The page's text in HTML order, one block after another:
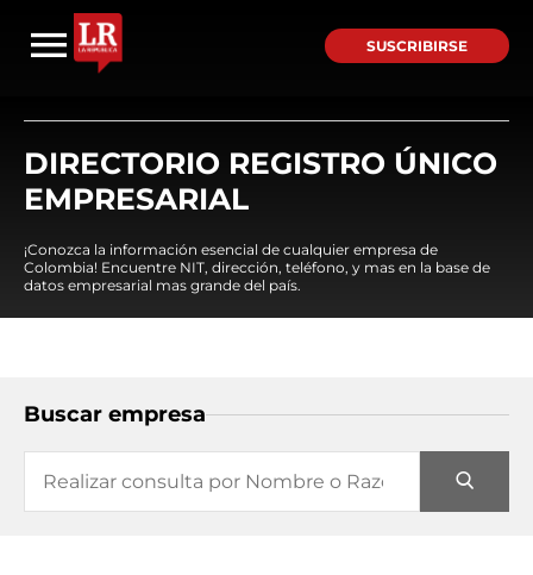
SUSCRIBIRSE
DIRECTORIO REGISTRO ÚNICO
EMPRESARIAL
¡Conozca la información esencial de cualquier empresa de
Colombia! Encuentre NIT, dirección, teléfono, y mas en la base de
datos empresarial mas grande del país.
Buscar empresa